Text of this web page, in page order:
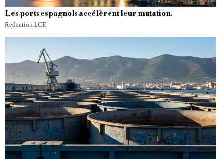
Les ports espagnols accélèrent leur mutation.
Redaction LCE